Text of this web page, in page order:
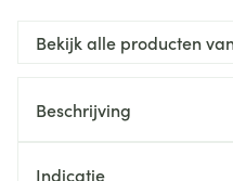
Bekijk alle producten
Beschrijving
Indicatie